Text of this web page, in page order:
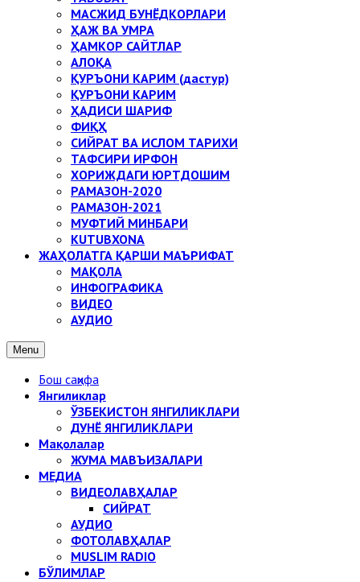
МАСЖИД БУНЁДКОРЛАРИ
ҲАЖ ВА УМРА
ҲАМКОР САЙТЛАР
АЛОҚА
ҚУРЪОНИ КАРИМ (дастур)
ҚУРЪОНИ КАРИМ
ҲАДИСИ ШАРИФ
ФИҚҲ
СИЙРАТ ВА ИСЛОМ ТАРИХИ
ТАФСИРИ ИРФОН
ХОРИЖДАГИ ЮРТДОШИМ
РАМАЗОН-2020
РАМАЗОН-2021
МУФТИЙ МИНБАРИ
KUTUBXONA
ЖАҲОЛАТГА ҚАРШИ МАЪРИФАТ
МАҚОЛА
ИНФОГРАФИКА
ВИДЕО
АУДИО
Menu
Бош саҳифа
Янгиликлар
ЎЗБЕКИСТОН ЯНГИЛИКЛАРИ
ДУНЁ ЯНГИЛИКЛАРИ
Мақолалар
ЖУМА МАВЪИЗАЛАРИ
МЕДИА
ВИДЕОЛАВҲАЛАР
СИЙРАТ
АУДИО
ФОТОЛАВҲАЛАР
MUSLIM RADIO
БЎЛИМЛАР